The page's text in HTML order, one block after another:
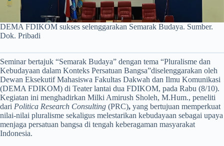
DEMA FDIKOM sukses selenggarakan Semarak Budaya. Sumber.
Dok. Pribadi
Seminar bertajuk “Semarak Budaya” dengan tema “Pluralisme dan
Kebudayaan dalam Konteks Persatuan Bangsa”diselenggarakan oleh
Dewan Eksekutif Mahasiswa Fakultas Dakwah dan Ilmu Komunikasi
(DEMA FDIKOM) di Teater lantai dua FDIKOM, pada Rabu (8/10).
Kegiatan ini menghadirkan Milki Amirush Sholeh, M.Hum., peneliti
dari Politica Research Consulting (PRC), yang bertujuan memperkuat
nilai-nilai pluralisme sekaligus melestarikan kebudayaan sebagai upaya
menjaga persatuan bangsa di tengah keberagaman masyarakat
Indonesia.